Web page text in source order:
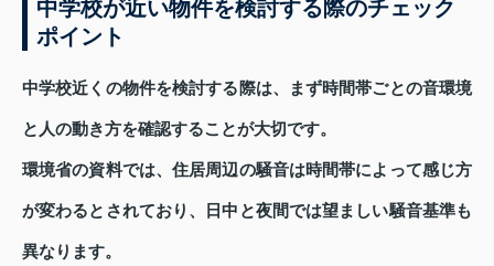
中学校が近い物件を検討する際のチェック
ポイント
中学校近くの物件を検討する際は、まず時間帯ごとの音環境
と人の動き方を確認することが大切です。
環境省の資料では、住居周辺の騒音は時間帯によって感じ方
が変わるとされており、日中と夜間では望ましい騒音基準も
異なります。